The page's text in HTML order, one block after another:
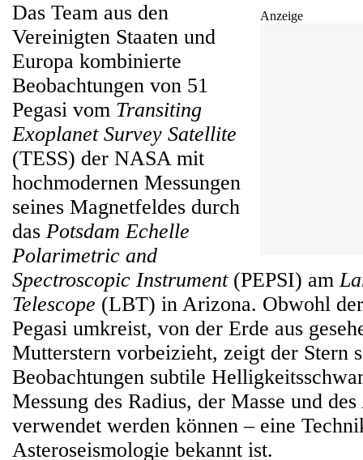
Anzeige
Das Team aus den
Vereinigten Staaten und
Europa kombinierte
Beobachtungen von 51
Pegasi vom Transiting
Exoplanet Survey Satellite
(TESS) der NASA mit
hochmodernen Messungen
seines Magnetfeldes durch
das Potsdam Echelle
Polarimetric and
Spectroscopic Instrument (PEPSI) am
Telescope (LBT) in Arizona. Obwohl
Pegasi umkreist, von der Erde aus
Mutterstern vorbeizieht, zeigt der Stern
Beobachtungen subtile
Messung des Radius, der Masse und
verwendet werden können – eine
Asteroseismologie bekannt ist.